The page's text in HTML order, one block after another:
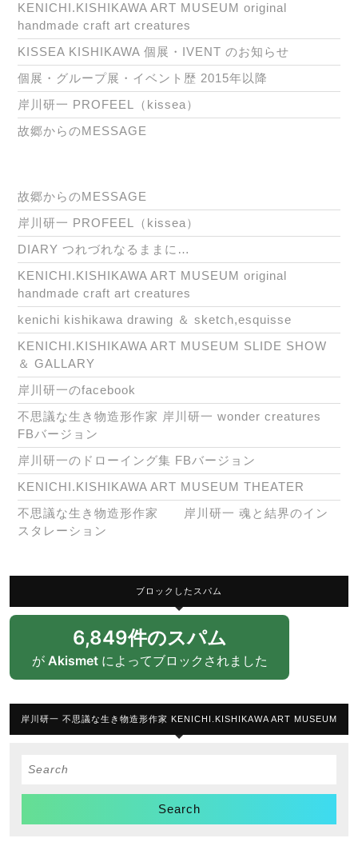
KENICHI.KISHIKAWA ART MUSEUM original
handmade craft art creatures
KISSEA KISHIKAWA 個展・IVENT のお知らせ
個展・グループ展・イベント歴 2015年以降
岸川研一 PROFEEL（kissea）
故郷からのMESSAGE
故郷からのMESSAGE
岸川研一 PROFEEL（kissea）
DIARY つれづれなるままに…
KENICHI.KISHIKAWA ART MUSEUM original
handmade craft art creatures
kenichi kishikawa drawing ＆ sketch,esquisse
KENICHI.KISHIKAWA ART MUSEUM SLIDE SHOW
＆ GALLARY
岸川研一のfacebook
不思議な生き物造形作家 岸川研一 wonder creatures
FBバージョン
岸川研一のドローイング集 FBバージョン
KENICHI.KISHIKAWA ART MUSEUM THEATER
不思議な生き物造形作家 岸川研一 魂と結界のイン
スタレーション
ブロックしたスパム
6,849件のスパム
が Akismetによってブロックされました
岸川研一 不思議な生き物造形作家 KENICHI.KISHIKAWA ART MUSEUM
Search